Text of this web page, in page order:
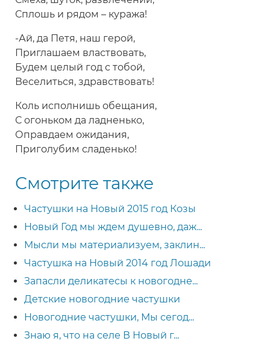
Сплошь и рядом – куража!
-Ай, да Петя, наш герой,
Приглашаем властвовать,
Будем целый год с тобой,
Веселиться, здравствовать!
Коль исполнишь обещания,
С огоньком да ладненько,
Оправдаем ожидания,
Приголубим сладенько!
Смотрите также
Частушки на Новый 2015 год Козы
Новый Год мы ждем душевно, даж...
Мысли мы материализуем, заклин...
Частушка на Новый 2014 год Лошади
Запасли деликатесы к новогодне...
Детские новогодние частушки
Новогодние частушки, Мы сегод...
Знаю я, что на селе В Новый г...